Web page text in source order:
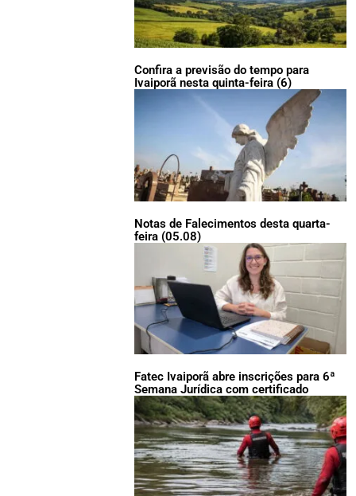
Confira a previsão do tempo para
Ivaiporã nesta quinta-feira (6)
Notas de Falecimentos desta quarta-
feira (05.08)
Fatec Ivaiporã abre inscrições para 6ª
Semana Jurídica com certificado